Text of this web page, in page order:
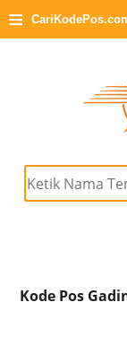
≡
Kode Pos